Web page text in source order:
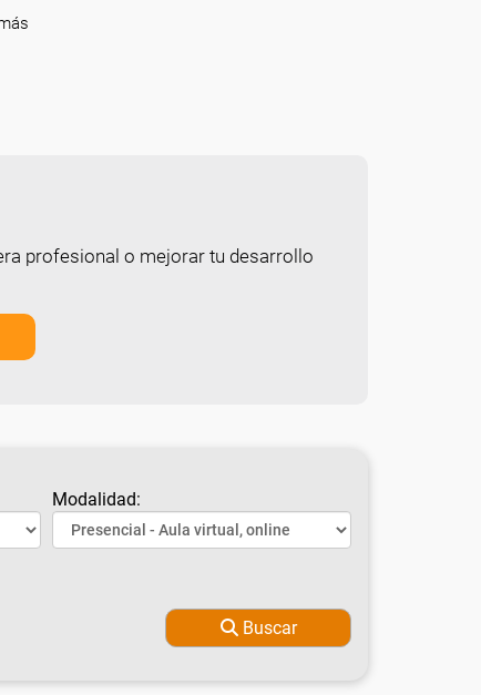
profesional o mejorar tu desarrollo
Modalidad:
Buscar